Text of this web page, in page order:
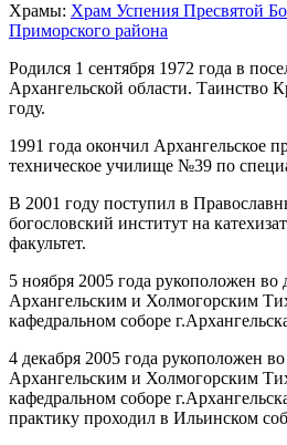
Храмы: Храм Успения Пресвятой
Приморского района
Родился 1 сентября 1972 года в
Архангельской области. Таинство
году.
1991 года окончил Архангельское
техническое училище №39 по
В 2001 году поступил в
богословский институт на
факультет.
5 ноября 2005 года рукоположен
Архангельским и Холмогорским
кафедральном соборе
4 декабря 2005 года рукоположен
Архангельским и Холмогорским
кафедральном соборе
практику проходил в Ильинском